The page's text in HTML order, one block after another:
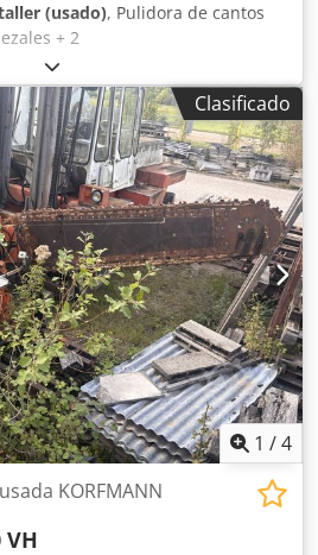
(usado), Pulidora de cantos
+ 2
Totalmente revisada. Máquina
camión. Contacto por teléfono
su idioma. Djdpfjxb D E Dox Al
Clasificado
1 /4
KORFMANN
VH